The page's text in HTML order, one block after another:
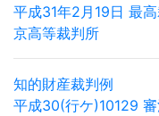
平成31年2月19日 最
京高等裁判所
知的財産裁判例
平成30(行ケ)10129